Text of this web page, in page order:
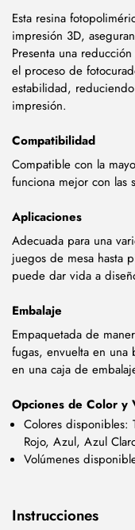
Esta resina
impresión 3D,
Presenta una
el proceso de
estabilidad,
impresión.
Compatibilidad
Compatible con la
funciona mejor con las
Aplicaciones
Adecuada para una
juegos de mesa hasta
puede dar vida a
Embalaje
Empaquetada de
fugas, envuelta en una
en una caja de
Opciones de Color y
Colores disponibles:
Rojo, Azul, Azul
Volúmenes
Instrucciones